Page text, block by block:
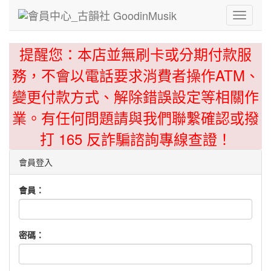
Toggle
提醒您：本店並無刷卡或分期付款服
務，不會以電話要求消費者操作ATM、
變更付款方式、解除錯誤設定等相關作
業。有任何問題請與我們聯繫確認或撥
打 165 反詐騙諮詢專線查證！
會員登入
會員：
密碼：